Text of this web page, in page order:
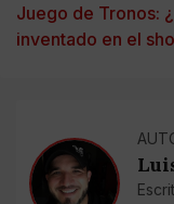
Juego de Tronos:
inventado en el